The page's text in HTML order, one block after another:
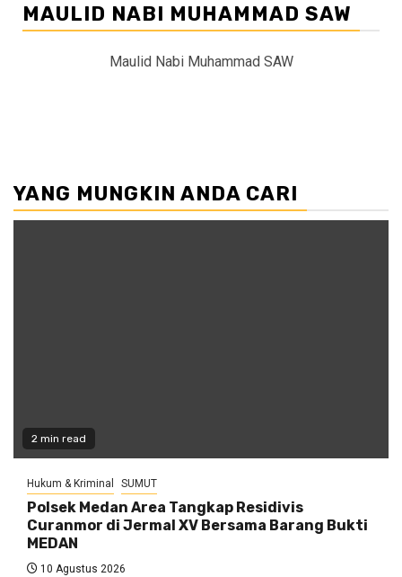
MAULID NABI MUHAMMAD SAW
Maulid Nabi Muhammad SAW
YANG MUNGKIN ANDA CARI
2 min read
Hukum & Kriminal SUMUT
Polsek Medan Area Tangkap Residivis
Curanmor di Jermal XV Bersama Barang Bukti
MEDAN
10 Agustus 2026